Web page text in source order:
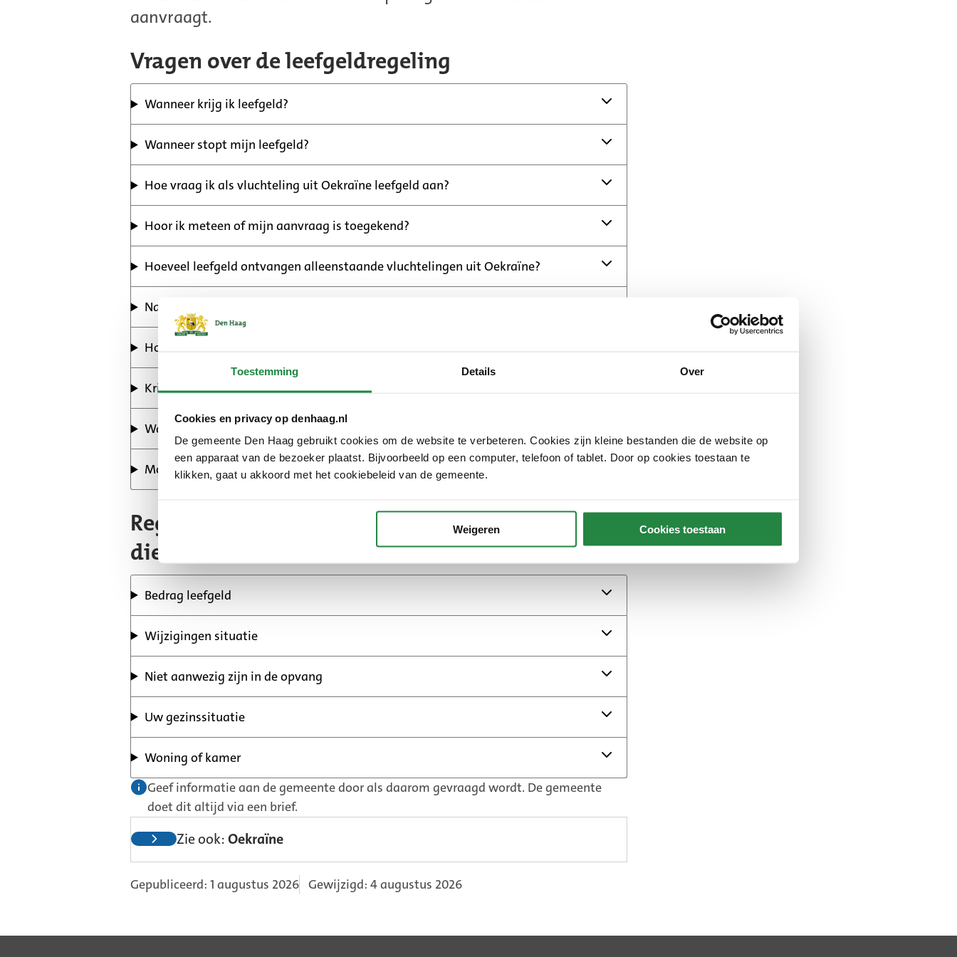
Toestemming Details Over
Cookies en privacy op denhaag.nl
De gemeente Den Haag gebruikt cookies om de website te verbeteren. Cookies zijn kleine bestanden die de website op
een apparaat van de bezoeker plaatst. Bijvoorbeeld op een computer, telefoon of tablet. Door op cookies toestaan te
klikken, gaat u akkoord met het cookiebeleid van de gemeente.
Weigeren Cookies toestaan
aanvraagt.
Vragen over de leefgeldregeling
Wanneer krijg ik leefgeld?
Wanneer stopt mijn leefgeld?
Hoe vraag ik als vluchteling uit Oekraïne leefgeld aan?
Hoor ik meteen of mijn aanvraag is toegekend?
Hoeveel leefgeld ontvangen alleenstaande vluchtelingen uit Oekraïne?
Naar welke rekening wordt mijn leefgeld overgemaakt?
Hoe kan ik een persoonlijke Nederlandse bankrekening openen?
Krijg ik nog leefgeld als ik tijdelijk niet in de opvang zit?
Waarom en hoe moet ik wijzigingen doorgeven?
Moet ik leefgeld meenemen in mijn belastingaangifte?
Regels voor leefgeld en opvang: wat betekenen
die voor u?
Bedrag leefgeld
Wijzigingen situatie
Niet aanwezig zijn in de opvang
Uw gezinssituatie
Woning of kamer
Geef informatie aan de gemeente door als daarom gevraagd wordt. De gemeente
doet dit altijd via een brief.
Zie ook:Oekraïne
Gepubliceerd: 1 augustus 2026 Gewijzigd: 4 augustus 2026